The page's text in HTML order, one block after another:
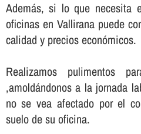
Además, si lo que necesita
oficinas en Vallirana puede
calidad y precios económicos.
Realizamos pulimentos
,amoldándonos a la jornada
no se vea afectado por el
suelo de su oficina.